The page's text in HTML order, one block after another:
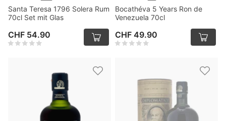
Santa Teresa 1796 Solera Rum
70cl Set mit Glas
CHF 54.90
Bocathéva 5 Years Ron de
Venezuela 70cl
CHF 49.90